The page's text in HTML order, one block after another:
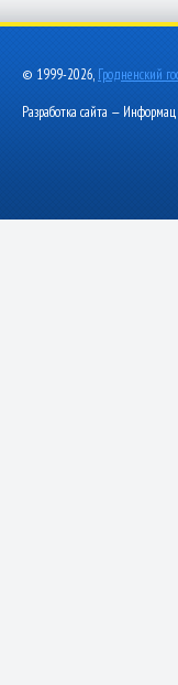
© 1999-2026, Гродненский
Разработка сайта —